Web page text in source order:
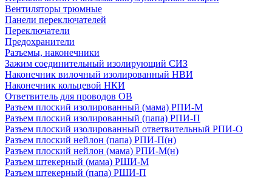
Вентиляторы трюмные
Панели переключателей
Переключатели
Предохранители
Разъемы, наконечники
Зажим соединительный изолирующий СИЗ
Наконечник вилочный изолированный НВИ
Наконечник кольцевой НКИ
Ответвитель для проводов ОВ
Разъем плоский изолированный (мама) РПИ-М
Разъем плоский изолированный (папа) РПИ-П
Разъем плоский изолированный ответвительный РПИ-О
Разъем плоский нейлон (папа) РПИ-П(н)
Разъем плоский нейлон (мама) РПИ-М(н)
Разъем штекерный (мама) РШИ-М
Разъем штекерный (папа) РШИ-П